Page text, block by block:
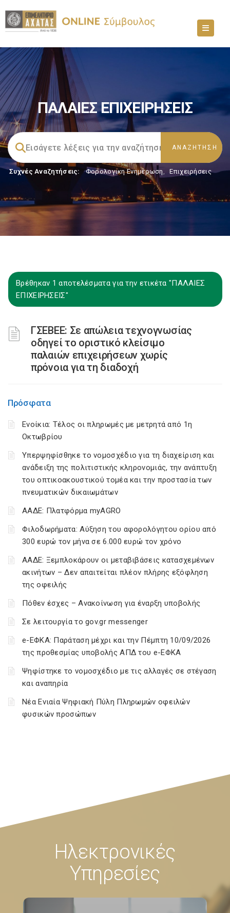
ΠΑΛΑΙΕΣ ΕΠΙΧΕΙΡΗΣΕΙΣ
Συχνές Αναζητήσεις: Φορολογικη Ενημέρωση , Επιχειρήσεις
Βρέθηκαν 1 αποτελέσματα για την ετικέτα "ΠΑΛΑΙΕΣ
ΕΠΙΧΕΙΡΗΣΕΙΣ"
ΓΣΕΒΕΕ: Σε απώλεια τεχνογνωσίας
οδηγεί το οριστικό κλείσιμο
παλαιών επιχειρήσεων χωρίς
πρόνοια για τη διαδοχή
Πρόσφατα
Ενοίκια: Τέλος οι πληρωμές με μετρητά από 1η
Οκτωβρίου
Υπερψηφίσθηκε το νομοσχέδιο για τη διαχείριση και
ανάδειξη της πολιτιστικής κληρονομιάς, την ανάπτυξη
του οπτικοακουστικού τομέα και την προστασία των
πνευματικών δικαιωμάτων
ΑΑΔΕ: Πλατφόρμα myAGRO
Φιλοδωρήματα: Αύξηση του αφορολόγητου ορίου από
300 ευρώ τον μήνα σε 6.000 ευρώ τον χρόνο
ΑΑΔΕ: Ξεμπλοκάρουν οι μεταβιβάσεις κατασχεμένων
ακινήτων – Δεν απαιτείται πλέον πλήρης εξόφληση
της οφειλής
Πόθεν έσχες – Ανακοίνωση για έναρξη υποβολής
Σε λειτουργία το gov.gr messenger
e-ΕΦΚΑ: Παράταση μέχρι και την Πέμπτη 10/09/2026
της προθεσμίας υποβολής ΑΠΔ του e-ΕΦΚΑ
Ψηφίστηκε το νομοσχέδιο με τις αλλαγές σε στέγαση
και αναπηρία
Νέα Ενιαία Ψηφιακή Πύλη Πληρωμών οφειλών
φυσικών προσώπων
Ηλεκτρονικές
Υπηρεσίες